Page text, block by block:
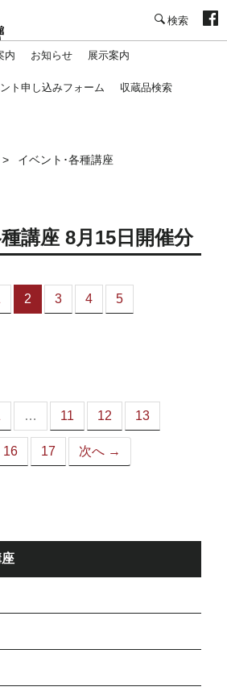
内 お知らせ 展示案内
ト申し込みフォーム 収蔵品検索
イベント･各種講座
講座 8月15日開催分
2
（こ
3 4 5
… 11 12 13
こ
16 17 次へ →